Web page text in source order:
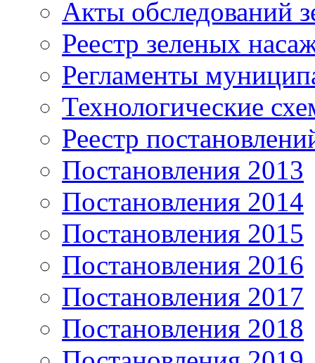
Акты обследований
Реестр зеленых
Регламенты
Технологические
Реестр
Постановления 2013
Постановления 2014
Постановления 2015
Постановления 2016
Постановления 2017
Постановления 2018